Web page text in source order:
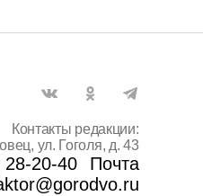
Контакты редакции:
ул. Гоголя, д. 43
20-40
Почта